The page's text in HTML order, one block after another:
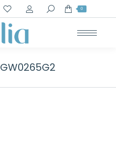
Cerca: 0
GW0265G2